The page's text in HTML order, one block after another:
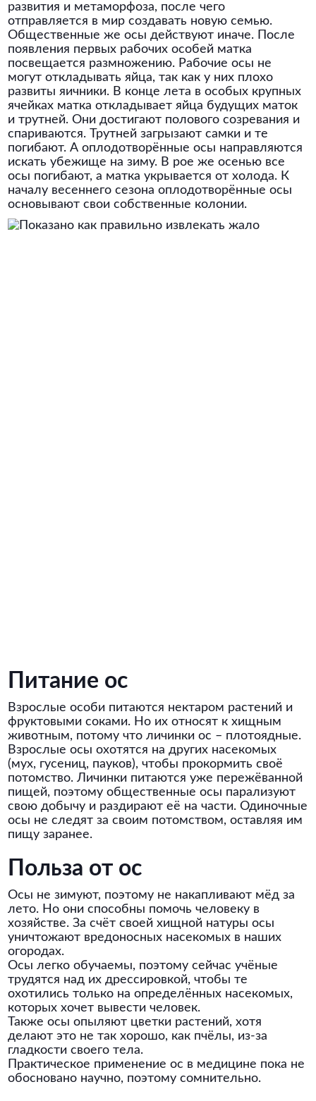
развития и метаморфоза, после чего
отправляется в мир создавать новую семью.
Общественные же осы действуют иначе. После
появления первых рабочих особей матка
посвещается размножению. Рабочие осы не
могут откладывать яйца, так как у них плохо
развиты яичники. В конце лета в особых крупных
ячейках матка откладывает яйца будущих маток
и трутней. Они достигают полового созревания и
спариваются. Трутней загрызают самки и те
погибают. А оплодотворённые осы направляются
искать убежище на зиму. В рое же осенью все
осы погибают, а матка укрывается от холода. К
началу весеннего сезона оплодотворённые осы
основывают свои собственные колонии.
Питание ос
Взрослые особи питаются нектаром растений и
фруктовыми соками. Но их относят к хищным
животным, потому что личинки ос – плотоядные.
Взрослые осы охотятся на других насекомых
(мух, гусениц, пауков), чтобы прокормить своё
потомство. Личинки питаются уже пережёванной
пищей, поэтому общественные осы парализуют
свою добычу и раздирают её на части. Одиночные
осы не следят за своим потомством, оставляя им
пищу заранее.
Польза от ос
Осы не зимуют, поэтому не накапливают мёд за
лето. Но они способны помочь человеку в
хозяйстве. За счёт своей хищной натуры осы
уничтожают вредоносных насекомых в наших
огородах.
Осы легко обучаемы, поэтому сейчас учёные
трудятся над их дрессировкой, чтобы те
охотились только на определённых насекомых,
которых хочет вывести человек.
Также осы опыляют цветки растений, хотя
делают это не так хорошо, как пчёлы, из-за
гладкости своего тела.
Практическое применение ос в медицине пока не
обосновано научно, поэтому сомнительно.